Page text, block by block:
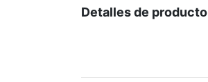
Detalles de producto